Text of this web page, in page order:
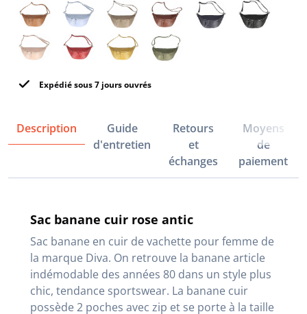
Expédié sous 7 jours ouvrés
Description
Guide
d'entretien
Retours
et
échanges
Moyens
de
paiement
Sac banane cuir rose antic
Sac banane en cuir de vachette pour femme de
la marque Diva. On retrouve la banane article
indémodable des années 80 dans un style plus
chic, tendance sportswear. La banane cuir
possède 2 poches avec zip et se porte à la taille